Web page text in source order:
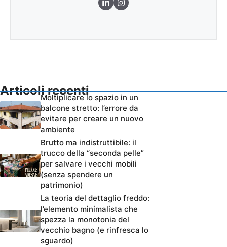
Articoli recenti
Moltiplicare lo spazio in un
balcone stretto: l’errore da
evitare per creare un nuovo
ambiente
Brutto ma indistruttibile: il
trucco della “seconda pelle”
per salvare i vecchi mobili
(senza spendere un
patrimonio)
La teoria del dettaglio freddo:
l’elemento minimalista che
spezza la monotonia del
vecchio bagno (e rinfresca lo
sguardo)